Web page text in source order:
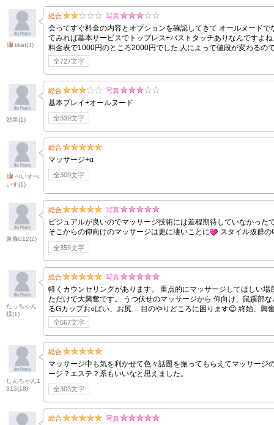
kkat(3)
総合 写真
会ってすぐ料金の内容とオプションを確認してきて オールヌード
てみれば基本サービスでトップレス+バストタッチありなんですよ
料金表で1000円のところ2000円でした 人によって値段が変わるのでしょうか？ それ
回抜くやどこを重点的にエステするのか決められるのかと期待し
全727文字
効果(1)
総合 写真
基本プレイ+オールヌード
全339文字
ぺいすぺ
いす(1)
総合
マッサージ+α
全309文字
東條012(2)
総合 写真
ビジュアルが良いのでマッサージ技術には差程期待していなかっ
そこからの仰向けのマッサージは更に凄いことに
スタイル抜群
全359文字
たっちゃん
様(1)
総合 写真
軽くカウンセリングがあります。 重点的にマッサージしてほしい
ただけで大興奮です。 うつ伏せのマッサージから 仰向け、鼠蹊部など丁寧な施術でした。 仰向けのマッサージ中はもうまさに絶景です笑 オイルがついたハリのあ
るGカップお○ぱい、お尻… 目のやりどころに困ります😊 終始、興奮しっぱなしです。 トークも非常に楽しく、 こちらの話を
す。 聞き上手なので、 日頃のストレスなど、内面的なところまで
全667文字
しんちゃん1
313(18)
総合
マッサージ中も気を利かせて色々話題を振ってもらえてマッサー
ージ？エステ？系もいいなと思えました。
全303文字
総合 写真